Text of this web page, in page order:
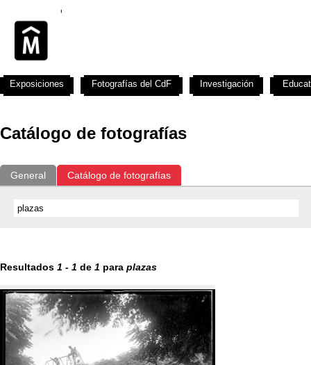
Catálogo de fotografías
General Catálogo de fotografías
Resultados 1 - 1 de 1 para plazas
Exposiciones Fotografías del CdF Investigación